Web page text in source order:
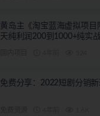
黄岛主《淘宝蓝海虚拟项目
天纯利润200到1000+纯实
免费分享：2022短剧分销